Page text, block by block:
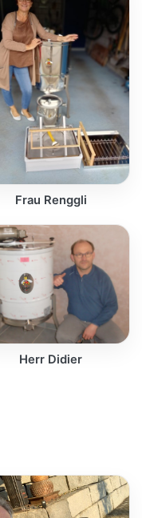
Frau Renggli
Herr Didier